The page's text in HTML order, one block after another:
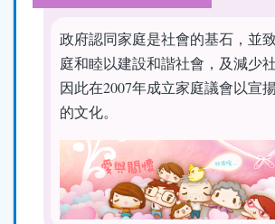
政府認同家庭是社會的基石，並
庭和睦以建設和諧社會，及減少社
因此在2007年成立家庭議會以宣
的文化。